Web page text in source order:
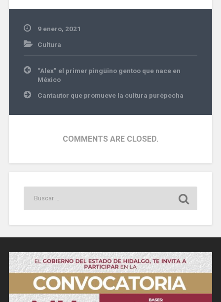
9 enero, 2021
Cultura
Navegación
de
entradas
“Alex” el primer pingüino gentoo que nace en
México
Cantautor que promueve la cultura purépecha
COMMENTS ARE CLOSED.